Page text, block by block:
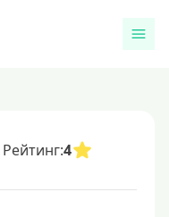
Рейтинг:4